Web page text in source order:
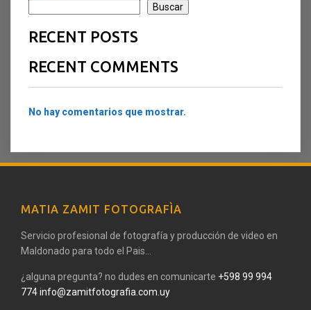
Buscar
RECENT POSTS
RECENT COMMENTS
No hay comentarios que mostrar.
MATIA ZAMIT FOTOGRAFÌA
Servicio profesional de fotografía y producción de video en
Maldonado para todo el Pais...
¿alguna pregunta? no dudes en comunicarte +598 99 994
774info@zamitfotografia.com.uy